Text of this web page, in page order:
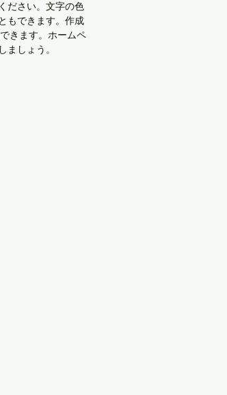
ださい。文字の色
もできます。作成
きます。ホームペ
ましょう。